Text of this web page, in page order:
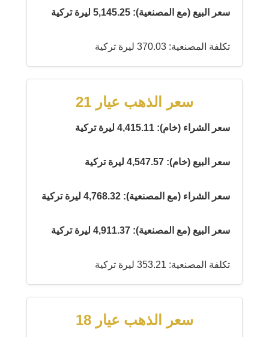
سعر البيع (مع المصنعية): 5,145.25 ليرة تركية
تكلفة المصنعية: 370.03 ليرة تركية
سعر الذهب عيار 21
سعر الشراء (خام): 4,415.11 ليرة تركية
سعر البيع (خام): 4,547.57 ليرة تركية
سعر الشراء (مع المصنعية): 4,768.32 ليرة تركية
سعر البيع (مع المصنعية): 4,911.37 ليرة تركية
تكلفة المصنعية: 353.21 ليرة تركية
سعر الذهب عيار 18